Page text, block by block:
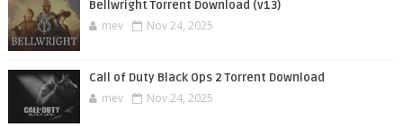
Bellwright Torrent Download (v13)
mev Nov 24, 2025
Call of Duty Black Ops 2 Torrent Download
mev Nov 24, 2025